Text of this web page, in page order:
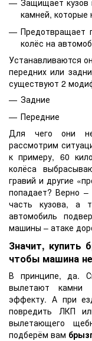
Защищает кузов
камней, которые
Предотвращает
колёс на
Устанавливаются
передних или
существуют 2
Задние
Передние
Для чего они
рассмотрим
к примеру, 60
колёса
гравий и другие
попадает? Верно
часть кузова, а
автомобиль
машины – атаке
Значит, купить
чтобы машина
В принципе, да.
вылетают камни
эффекту. А при
повредить ЛКП
вылетающего
подберём вам